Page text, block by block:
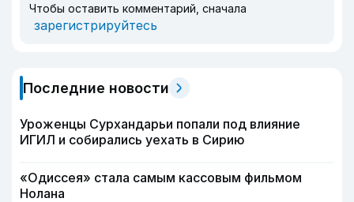
Чтобы оставить комментарий, сначала
зарегистрируйтесь
Последние новости
Уроженцы Сурхандарьи попали под влияние
ИГИЛ и собирались уехать в Сирию
«Одиссея» стала самым кассовым фильмом
Нолана